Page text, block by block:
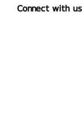
Connect with us